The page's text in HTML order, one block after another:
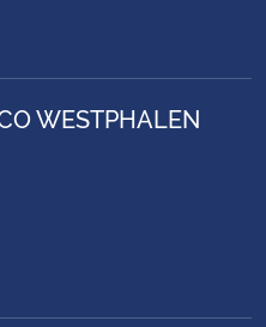
WESTPHALEN